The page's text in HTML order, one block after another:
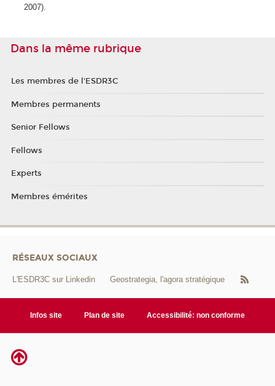
2007).
Dans la même rubrique
Les membres de l'ESDR3C
Membres permanents
Senior Fellows
Fellows
Experts
Membres émérites
RÉSEAUX SOCIAUX
L'ESDR3C sur Linkedin Geostrategia, l'agora stratégique
Infos site Plan de site Accessibilité: non conforme